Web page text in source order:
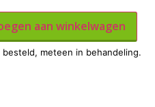
aan winkelwagen